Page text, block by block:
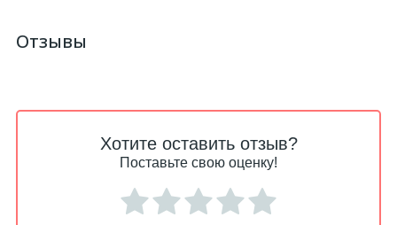
Отзывы
Хотите оставить отзыв?
Поставьте свою оценку!